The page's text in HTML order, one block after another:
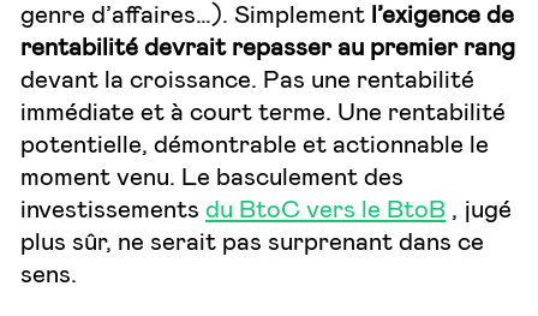
genre d’affaires…). Simplement l’exigence de
rentabilité devrait repasser au premier rang
devant la croissance. Pas une rentabilité
immédiate et à court terme. Une rentabilité
potentielle, démontrable et actionnable le
moment venu. Le basculement des
investissements du BtoC vers le BtoB , jugé
plus sûr, ne serait pas surprenant dans ce
sens.